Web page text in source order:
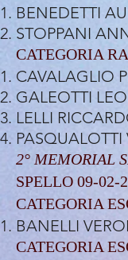
BENEDETTI
STOPPANI
CATEGORIA
CAVALAGLIO
GALEOTTI
LELLI
PASQUALOTTI
2° MEMORIAL
SPELLO 09-02-
CATEGORIA
BANELLI
CATEGORIA